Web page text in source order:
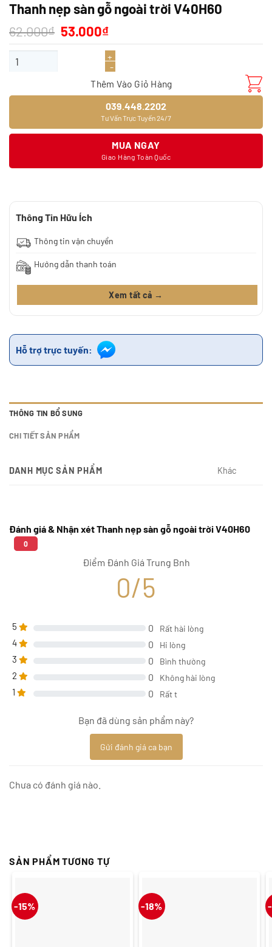
Thanh nẹp sàn gỗ ngoài trời V40H60
62.000₫ Giá
gốc
là:
53.000₫Giá
hiện
tại
là:
53.000₫.
Thanh nẹp sàn gỗ ngoài trời V40H60 số lượng
Thêm Vào Giỏ Hàng
039.448.2202
Tư Vấn Trực Tuyến 24/7
MUA NGAY
Giao Hàng Toàn Quốc
Thông Tin Hữu Ích
Thông tin vận chuyển
Hướng dẫn thanh toán
Xem tất cả →
Hỗ trợ trực tuyến:
THÔNG TIN BỔ SUNG
CHI TIẾT SẢN PHẨM
DANH MỤC SẢN PHẨM Khác
Đánh giá & Nhận xét Thanh nẹp sàn gỗ ngoài trời V40H60
0
Điểm Đánh Giá Trung Bnh
0/5
5 0 Rất hài lòng
4 0 Hi lòng
3 0 Bình thường
2 0 Không hài lòng
1 0 Rất t
Bạn đã dùng sản phẩm này?
Gửi đánh giá ca bạn
Chưa có đánh giá nào.
SẢN PHẨM TƯƠNG TỰ
-15% -18%